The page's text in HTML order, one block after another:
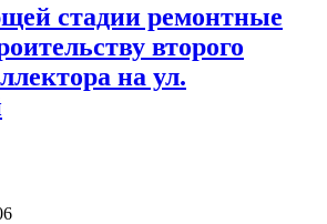
стадии ремонтные
второго
на ул.